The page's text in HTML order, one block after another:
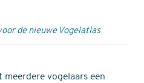
de nieuwe Vogelatlas
vogelaars een